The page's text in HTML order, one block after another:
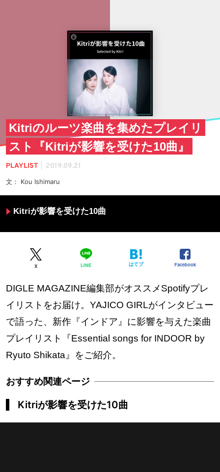
Kitriのルーツ楽曲を集めたプレイリ
スト『Kitriが影響を受けた10曲』
PLAYLIST 2019.09.21
文： Kou Ishimaru
Kitriが影響を受けた10曲
X LINE はてブ Facebook
DIGLE MAGAZINE編集部がオススメSpotifyプレ
イリストをお届け。YAJICO GIRLがインタビュー
で語った、新作『インドア』に影響を与えた楽曲
プレイリスト『Essential songs for INDOOR by
Ryuto Shikata』をご紹介。
Kitriが影響を受けた10曲